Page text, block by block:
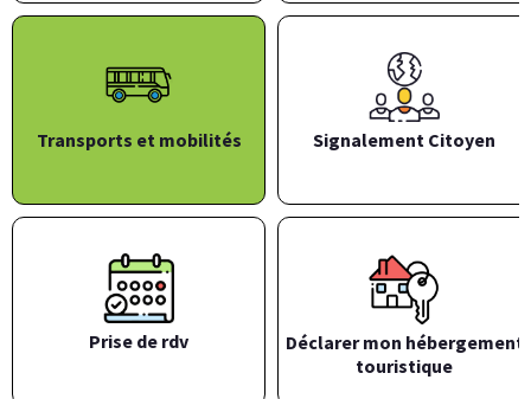
Transports et mobilités Signalement Citoyen
Prise de rdv
Déclarer mon hébergement
touristique